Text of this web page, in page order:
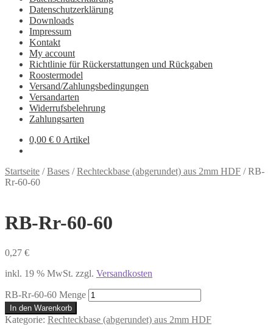
Datenschutzerklärung
Downloads
Impressum
Kontakt
My account
Richtlinie für Rückerstattungen und Rückgaben
Roostermodel
Versand/Zahlungsbedingungen
Versandarten
Widerrufsbelehrung
Zahlungsarten
0,00 € 0 Artikel
Startseite /Bases /Rechteckbase (abgerundet) aus 2mm HDF /RB-
Rr-60-60
RB-Rr-60-60
0,27 €
inkl. 19 % MwSt. zzgl. Versandkosten
RB-Rr-60-60 Menge
In den Warenkorb
Kategorie: Rechteckbase (abgerundet) aus 2mm HDF